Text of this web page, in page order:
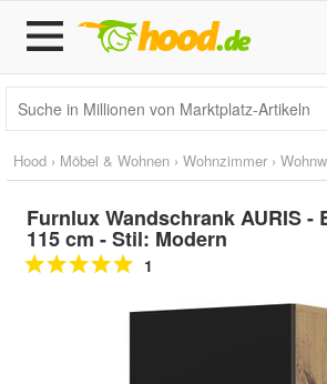
Hood › Möbel & Wohnen › Wohnzimmer ›
Furnlux Wandschrank AURIS -
115 cm - Stil: Modern
1